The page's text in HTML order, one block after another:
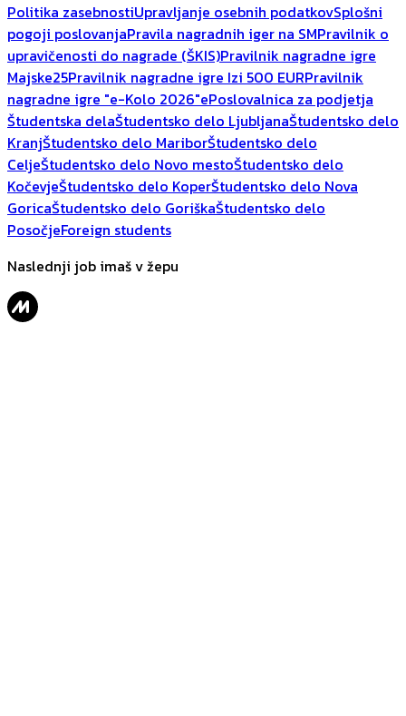
Politika zasebnostiUpravljanje osebnih podatkovSplošni
pogoji poslovanjaPravila nagradnih iger na SMPravilnik o
upravičenosti do nagrade (ŠKIS)Pravilnik nagradne igre
Majske25Pravilnik nagradne igre Izi 500 EURPravilnik
nagradne igre "e-Kolo 2026"ePoslovalnica za podjetja
Študentska delaŠtudentsko delo LjubljanaŠtudentsko delo
KranjŠtudentsko delo MariborŠtudentsko delo
CeljeŠtudentsko delo Novo mestoŠtudentsko delo
KočevjeŠtudentsko delo KoperŠtudentsko delo Nova
GoricaŠtudentsko delo GoriškaŠtudentsko delo
PosočjeForeign students
Naslednji job imaš v žepu